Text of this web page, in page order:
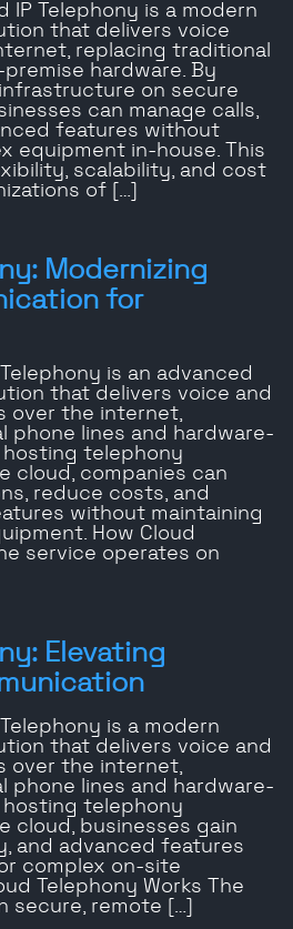
IP Telephony is a modern
that delivers voice
replacing traditional
hardware. By
on secure
can manage calls,
features without
equipment in-house. This
scalability, and cost
of […]
Modernizing
for
is an advanced
that delivers voice and
over the internet,
phone lines and hardware-
hosting telephony
cloud, companies can
reduce costs, and
without maintaining
How Cloud
service operates on
Elevating
is a modern
that delivers voice and
over the internet,
phone lines and hardware-
hosting telephony
cloud, businesses gain
and advanced features
complex on-site
Telephony Works The
secure, remote […]